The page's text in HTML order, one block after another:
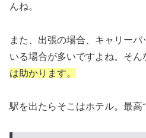
んね。
また、出張の場合、キャリー
いる場合が多いですよね。そん
は助かります。
駅を出たらそこはホテル。最高